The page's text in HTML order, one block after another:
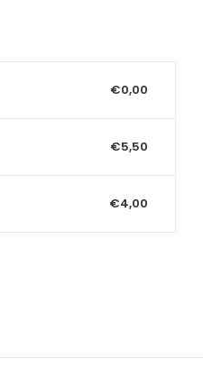
€0,00
€5,50
€4,00